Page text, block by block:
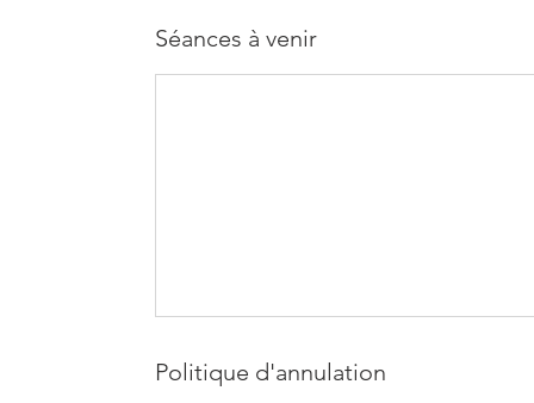
Séances à venir
Politique d'annulation